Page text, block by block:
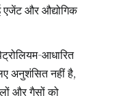
एजेंट और औद्योगिक
आधारित
अनुशंसित नहीं है,
और गैसों को